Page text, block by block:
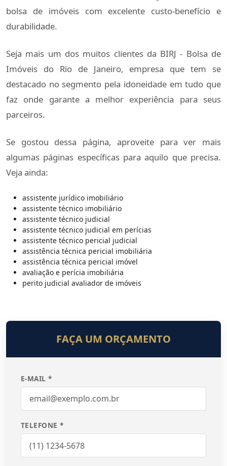
bolsa de imóveis com excelente custo-benefício e
durabilidade.
Seja mais um dos muitos clientes da BIRJ - Bolsa de
Imóveis do Rio de Janeiro, empresa que tem se
destacado no segmento pela idoneidade em tudo que
faz onde garante a melhor experiência para seus
parceiros.
Se gostou dessa página, aproveite para ver mais
algumas páginas específicas para aquilo que precisa.
Veja ainda:
assistente jurídico imobiliário
assistente técnico imobiliário
assistente técnico judicial
assistente técnico judicial em perícias
assistente técnico pericial judicial
assistência técnica pericial imobiliária
assistência técnica pericial imóvel
avaliação e perícia imobiliária
perito judicial avaliador de imóveis
FAÇA UM ORÇAMENTO
E-MAIL *
TELEFONE *